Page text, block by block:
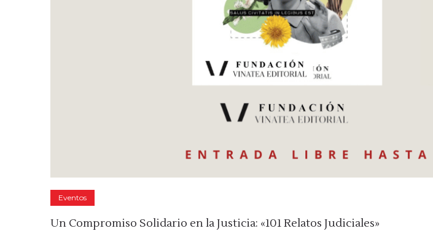
Eventos
Un Compromiso Solidario en la Justicia: «101 Relatos Judiciales»